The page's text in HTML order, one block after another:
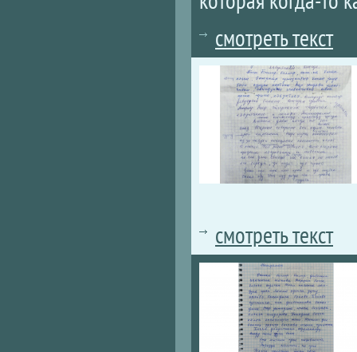
смотреть текст
смотреть текст